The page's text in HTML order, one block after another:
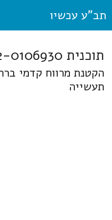
תב"ע עכשיו
תוכנית 302-0106930 חדרה
הקטנת מרווח קדמי
תעשייה